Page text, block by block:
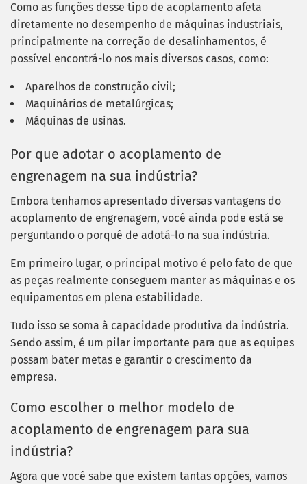
Como as funções desse tipo de acoplamento afeta
diretamente no desempenho de máquinas industriais,
principalmente na correção de desalinhamentos, é
possível encontrá-lo nos mais diversos casos, como:
Aparelhos de construção civil;
Maquinários de metalúrgicas;
Máquinas de usinas.
Por que adotar o acoplamento de
engrenagem na sua indústria?
Embora tenhamos apresentado diversas vantagens do
acoplamento de engrenagem, você ainda pode está se
perguntando o porquê de adotá-lo na sua indústria.
Em primeiro lugar, o principal motivo é pelo fato de que
as peças realmente conseguem manter as máquinas e os
equipamentos em plena estabilidade.
Tudo isso se soma à capacidade produtiva da indústria.
Sendo assim, é um pilar importante para que as equipes
possam bater metas e garantir o crescimento da
empresa.
Como escolher o melhor modelo de
acoplamento de engrenagem para sua
indústria?
Agora que você sabe que existem tantas opções, vamos